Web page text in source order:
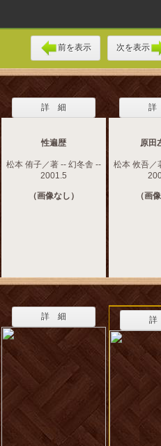
前を表示 次を表示
詳 細
性遍歴
松本 侑子／著 -- 幻冬舎 --
2001.5
（画像なし）
詳
原田
松本 攸吾／
（画
詳 細